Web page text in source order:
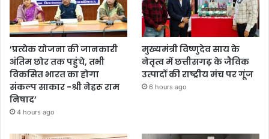
’प्रत्येक योजना की जानकारी
अंतिम छोर तक पहुंचे, तभी
विकसित भारत का होगा
संकल्प साकार -श्री नेहरू राम
निषाद’
4 hours ago
मुख्यमंत्री विष्णुदेव साय के
नेतृत्व में छत्तीसगढ़ के जैविक
उत्पादों की राष्ट्रीय मंच पर गूंज
6 hours ago